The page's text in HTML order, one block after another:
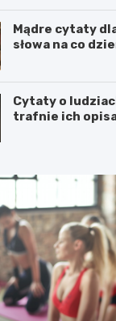
Mądre cytaty
słowa na co
Cytaty o
trafnie ich